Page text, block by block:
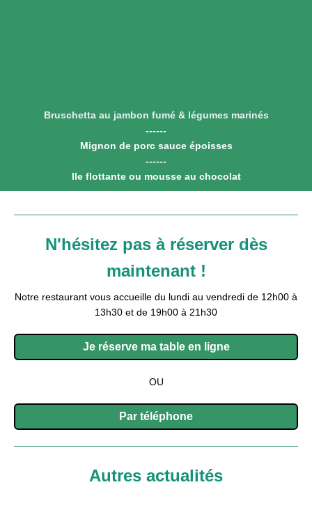
Bruschetta au jambon fumé & légumes marinés
------
Mignon de porc sauce époisses
------
Ile flottante ou mousse au chocolat
N'hésitez pas à réserver dès
maintenant !
Notre restaurant vous accueille du lundi au vendredi de 12h00 à
13h30 et de 19h00 à 21h30
Je réserve ma table en ligne
OU
Par téléphone
Autres actualités